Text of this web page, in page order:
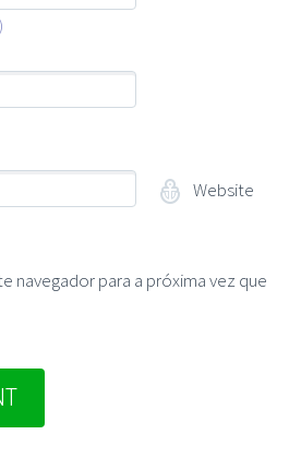
Website
navegador para a próxima vez que